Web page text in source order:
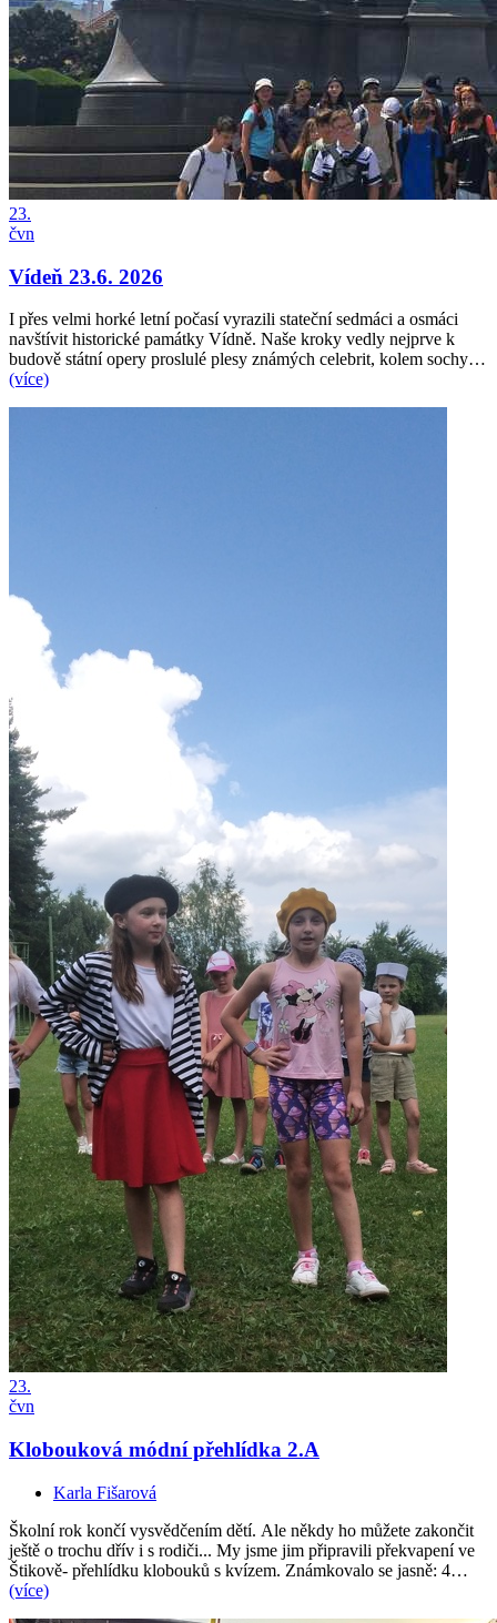
23.
čvn
Vídeň 23.6. 2026
I přes velmi horké letní počasí vyrazili stateční sedmáci a osmáci
navštívit historické památky Vídně. Naše kroky vedly nejprve k
budově státní opery proslulé plesy známých celebrit, kolem sochy…
(více)
23.
čvn
Klobouková módní přehlídka 2.A
Karla Fišarová
Školní rok končí vysvědčením dětí. Ale někdy ho můžete zakončit
ještě o trochu dřív i s rodiči... My jsme jim připravili překvapení ve
Štikově- přehlídku klobouků s kvízem. Známkovalo se jasně: 4…
(více)